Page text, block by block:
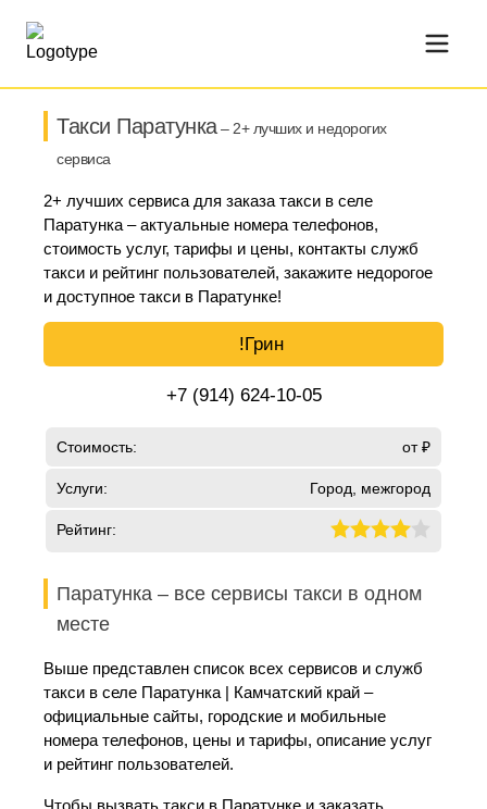
Такси Паратунка– 2+ лучших и недорогих
сервиса
2+ лучших сервиса для заказа такси в селе
Паратунка – актуальные номера телефонов,
стоимость услуг, тарифы и цены, контакты служб
такси и рейтинг пользователей, закажите недорогое
и доступное такси в Паратунке!
!Грин
+7 (914) 624-10-05
Стоимость: от ₽
Услуги: Город, межгород
Рейтинг:
Паратунка – все сервисы такси в одном
месте
Выше представлен список всех сервисов и служб
такси в селе Паратунка | Камчатский край –
официальные сайты, городские и мобильные
номера телефонов, цены и тарифы, описание услуг
и рейтинг пользователей.